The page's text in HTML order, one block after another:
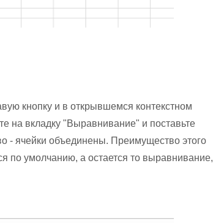
кнопку и в открывшемся контекстном
на вкладку "Выравнивание" и поставьте
- ячейки объединены. Преимущество этого
по умолчанию, а остается то выравнивание,